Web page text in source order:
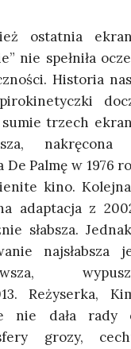
ostat­nia
nie speł­ni­ła
Histo­ria
trzech
nakrę­co­na
De Pal­mę w 1976
kino.
adap­ta­cja z
słab­sza.
naj­słab­sza
Reży­ser­ka,
nie dała rady
gro­zy,